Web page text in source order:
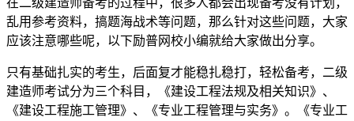
乱用参考资料，搞题海战术等问题，那么针对这些问题，大家
应该注意哪些呢，以下励普网校小编就给大家做出分享。
只有基础扎实的考生，后面复才能稳扎稳打，轻松备考，二级
建造师考试分为三个科目，《建设工程法规及相关知识》、
《建设工程施工管理》、《专业工程管理与实务》。《专业工